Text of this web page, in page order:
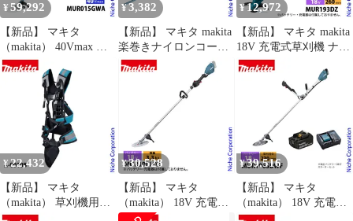
¥59,292
【新品】 マキタ
（makita） 40Vmax 充
電式草刈機 Uハンドル
バッテリー ・充電器付
き MUR015GWA 草刈機
刈払機 刈払い機 充電式
バッテリー式
¥3,382
【新品】 マキタ makita
楽巻きナイロンコード
カッタ A-55164 ナイロ
ンカッター ナイロンコ
ード 草刈り機 刈払い機
刈り払い機
¥12,972
【新品】 マキタ makita
18V 充電式草刈機 ナイ
ロンコード 本体のみ
MUR193DZ 草刈り機
充電式 電動草刈り機 刈
払い機 電動 バッテリー
¥22,432
【新品】 マキタ
（makita） 草刈機用両
肩ハーネス A-00108 刈
¥30,528
【新品】 マキタ
（makita） 18V 充電式
草刈機 ループハンドル
¥39,516
【新品】 マキタ
（makita） 18V 充電式
草刈機 Uハンドル バッ